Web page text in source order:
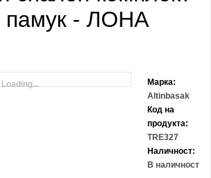
памук - ЛОНА
Loading...
Марка:
Altinbasak
Код на
продукта:
TRE327
Наличност:
В наличност